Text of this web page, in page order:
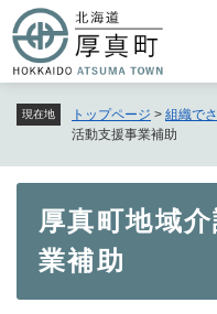
ー
ジ
で
現在地 トップページ > 組織で
活動支援事業補助
厚真町地域
業補助